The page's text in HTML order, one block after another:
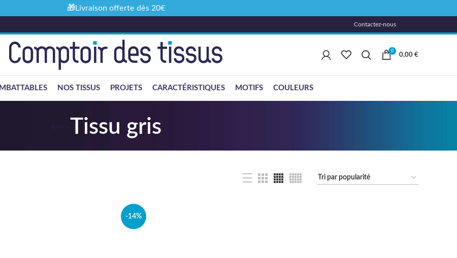
Contactez-nous
0
0,00 €
NOS TISSUS PROJETS CARACTÉRISTIQUES MOTIFS COULEURS
Tissu gris
-14%
🎁Livraison offerte dès 20€